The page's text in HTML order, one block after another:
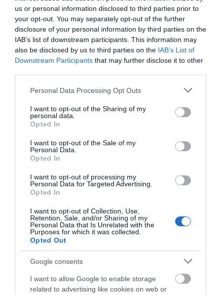
us or personal information disclosed to third parties prior to
your opt-out. You may separately opt-out of the further
disclosure of your personal information by third parties on the
IAB’s list of downstream participants. This information may
also be disclosed by us to third parties on the IAB’s List of
Downstream Participants that may further disclose it to other
Please note that this website/app uses one or more Google
not limited to your visit or usage behaviour. You may click to
grant or deny consent to Google and its third-party tags to
use your data for below specified purposes in below Google
consent section.
Personal Data Processing Opt Outs
I want to opt-out of the Sharing of my
personal data.
Opted In
I want to opt-out of the Sale of my
Personal Data.
Opted In
I want to opt-out of processing my
Personal Data for Targeted Advertising.
Opted In
I want to opt-out of Collection, Use,
Retention, Sale, and/or Sharing of my
Personal Data that Is Unrelated with the
Purposes for which it was collected.
Opted Out
Google consents
I want to allow Google to enable storage
related to advertising like cookies on web or
ΑΦΉΣΤΕ ΈΝΑ ΣΧΌΛΙΟ
Η ηλ. διεύθυνση σας δεν δημοσιεύεται.
Αποθήκευσε το όνομά μου, email, και τον ιστότοπο μου σε
αυτόν τον πλοηγό για την επόμενη φορά που θα σχολιάσω.